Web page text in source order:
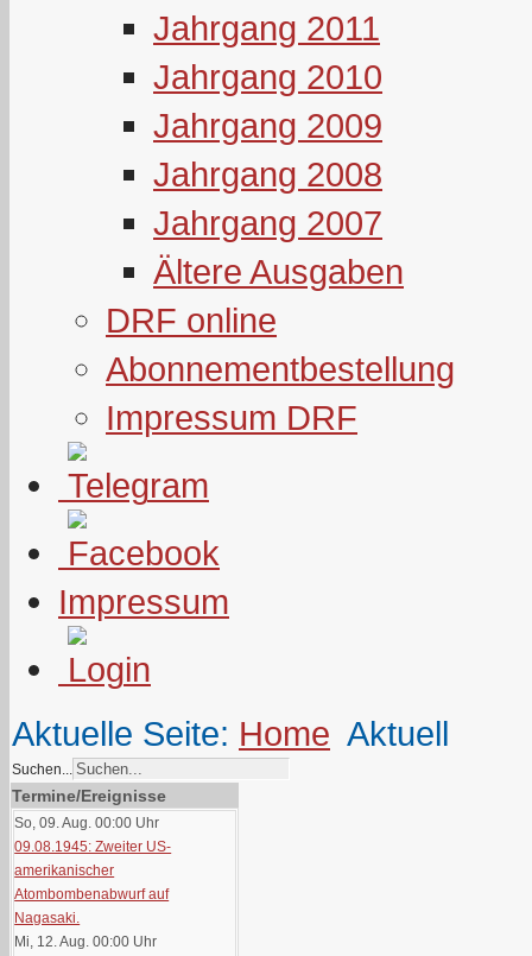
Jahrgang 2011
Jahrgang 2010
Jahrgang 2009
Jahrgang 2008
Jahrgang 2007
Ältere Ausgaben
DRF online
Abonnementbestellung
Impressum DRF
Impressum
Aktuelle Seite: Home Aktuell
Suchen...
Termine/Ereignisse
So, 09. Aug. 00:00 Uhr
09.08.1945: Zweiter US-
amerikanischer
Atombombenabwurf auf
Nagasaki.
Mi, 12. Aug. 00:00 Uhr